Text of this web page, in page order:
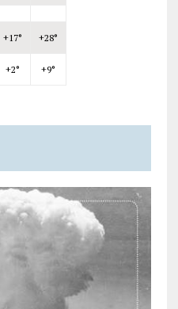
+17° +28°
+2° +9°